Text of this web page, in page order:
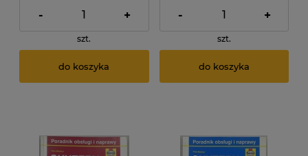
- +
szt.
do koszyka
- +
szt.
do koszyka